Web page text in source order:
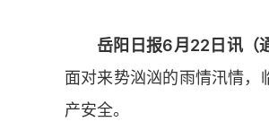
岳阳日报6月22日讯（
面对来势汹汹的雨情汛情
产安全。